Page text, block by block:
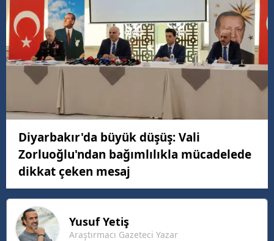
Diyarbakır'da büyük düşüş: Vali
Zorluoğlu'ndan bağımlılıkla mücadelede
dikkat çeken mesaj
YusufYetiş
Araştırmacı Gazeteci Yazar